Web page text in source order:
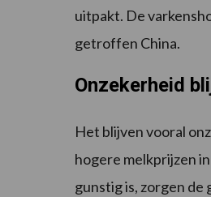
uitpakt. De
getroffen China.
Onzekerheid
Het blijven vooral
hogere melkprijzen
gunstig is, zorgen